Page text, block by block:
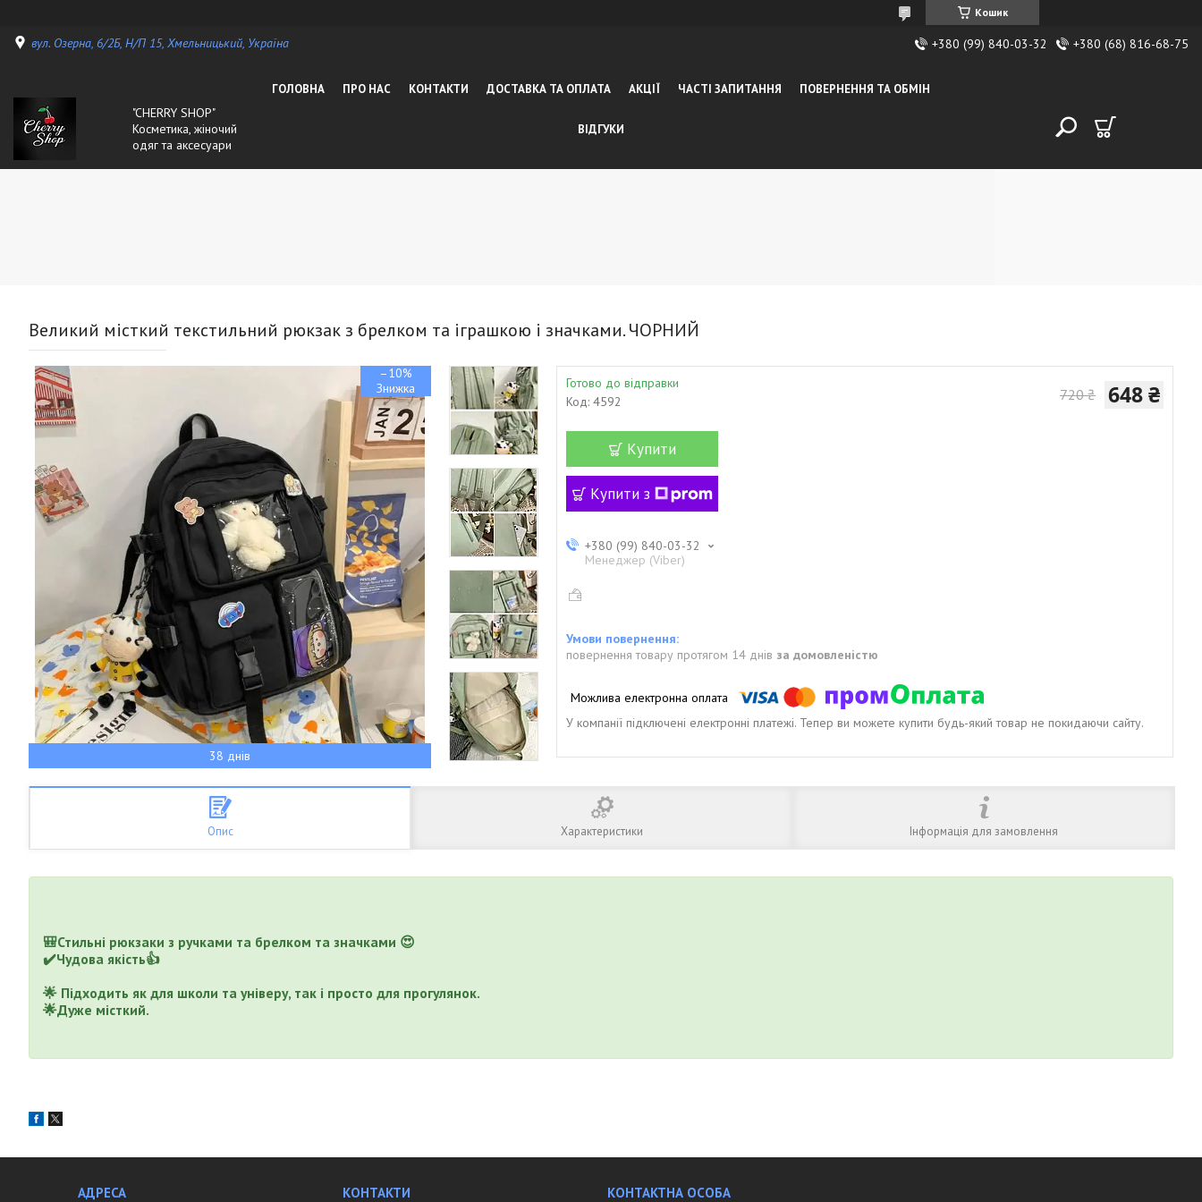
Кошик
вул. Озерна, 6/2Б, Н/П 15, Хмельницький, Україна +380 (99) 840-03-32 +380 (68) 816-68-75
"CHERRY SHOP"
Косметика, жіночий
одяг та аксесуари
ГОЛОВНА ПРО НАС КОНТАКТИ ДОСТАВКА ТА ОПЛАТА АКЦІЇ ЧАСТІ ЗАПИТАННЯ ПОВЕРНЕННЯ ТА ОБМІН
ВІДГУКИ
Великий місткий текстильний рюкзак з брелком та іграшкою і значками. ЧОРНИЙ
–10%
38 днів
Готово до відправки
Код: 4592 720 ₴ 648 ₴
Купити
Купити з
+380 (99) 840-03-32
Менеджер (Viber)
повернення товару протягом 14 днів за домовленістю
У компанії підключені електронні платежі. Тепер ви можете купити будь-який товар не покидаючи сайту.
Опис Характеристики Інформація для замовлення
🎒Стильні рюкзаки з ручками та брелком та значками 😍
✔️Чудова якість👍
🌟 Підходить як для школи та універу, так і просто для прогулянок.
🌟Дуже місткий.